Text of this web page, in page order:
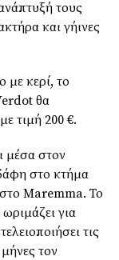
τους
και γήινες
με κερί, το
θα
τιμή 200 €.
μέσα στον
στο κτήμα
στο Maremma. Το
για
τις
τον